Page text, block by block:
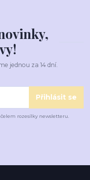
jednou za 14 dní.
Přihlásit se
rozesílky newsletteru.